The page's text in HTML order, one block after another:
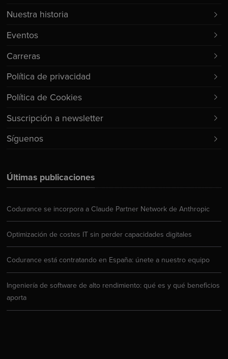
Últimas publicaciones
Codurance se incorpora a Claude Partner Network de Anthropic
Optimización de costes IT sin perder capacidades digitales
Codurance está contratando en España: únete a nuestro equipo
Ingeniería de software de alto rendimiento: qué es y qué beneficios
aporta
Nuestra historia
Eventos
Carreras
Política de privacidad
Política de Cookies
Suscripción a newsletter
Síguenos